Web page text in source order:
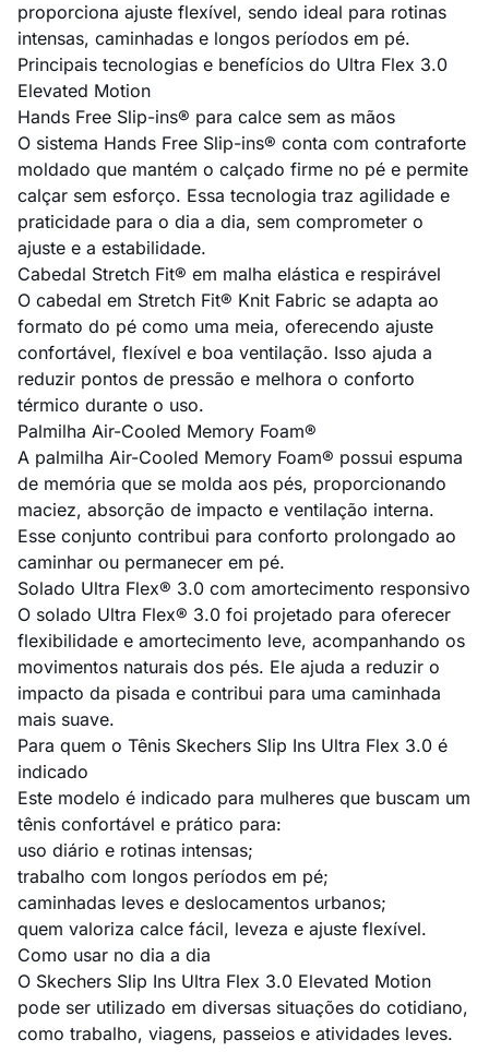
proporciona ajuste flexível, sendo ideal para rotinas
intensas, caminhadas e longos períodos em pé.
Principais tecnologias e benefícios do Ultra Flex 3.0
Elevated Motion
Hands Free Slip-ins® para calce sem as mãos
O sistema Hands Free Slip-ins® conta com contraforte
moldado que mantém o calçado firme no pé e permite
calçar sem esforço. Essa tecnologia traz agilidade e
praticidade para o dia a dia, sem comprometer o
ajuste e a estabilidade.
Cabedal Stretch Fit® em malha elástica e respirável
O cabedal em Stretch Fit® Knit Fabric se adapta ao
formato do pé como uma meia, oferecendo ajuste
confortável, flexível e boa ventilação. Isso ajuda a
reduzir pontos de pressão e melhora o conforto
térmico durante o uso.
Palmilha Air-Cooled Memory Foam®
A palmilha Air-Cooled Memory Foam® possui espuma
de memória que se molda aos pés, proporcionando
maciez, absorção de impacto e ventilação interna.
Esse conjunto contribui para conforto prolongado ao
caminhar ou permanecer em pé.
Solado Ultra Flex® 3.0 com amortecimento responsivo
O solado Ultra Flex® 3.0 foi projetado para oferecer
flexibilidade e amortecimento leve, acompanhando os
movimentos naturais dos pés. Ele ajuda a reduzir o
impacto da pisada e contribui para uma caminhada
mais suave.
Para quem o Tênis Skechers Slip Ins Ultra Flex 3.0 é
indicado
Este modelo é indicado para mulheres que buscam um
tênis confortável e prático para:
uso diário e rotinas intensas;
trabalho com longos períodos em pé;
caminhadas leves e deslocamentos urbanos;
quem valoriza calce fácil, leveza e ajuste flexível.
Como usar no dia a dia
O Skechers Slip Ins Ultra Flex 3.0 Elevated Motion
pode ser utilizado em diversas situações do cotidiano,
como trabalho, viagens, passeios e atividades leves.